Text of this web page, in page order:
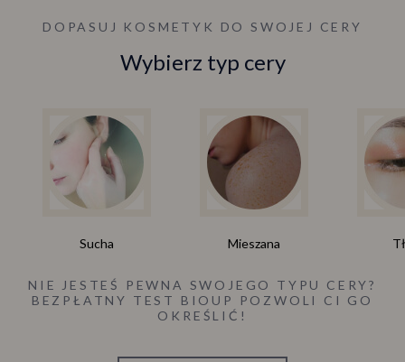
DOPASUJ KOSMETYK DO SWOJEJ CERY
Wybierz typ cery
Sucha Mieszana
NIE JESTEŚ PEWNA SWOJEGO TYPU CERY?
BEZPŁATNY TEST BIOUP POZWOLI CI GO
OKREŚLIĆ!